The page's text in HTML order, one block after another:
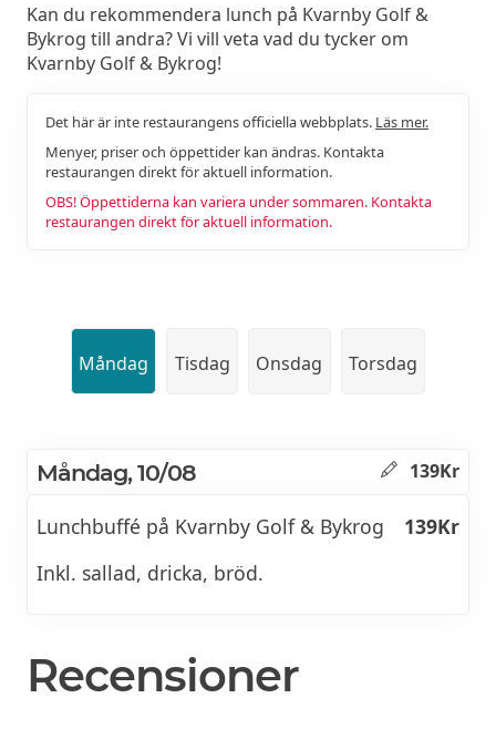
Kan du rekommendera lunch på Kvarnby Golf &
Bykrog till andra? Vi vill veta vad du tycker om
Kvarnby Golf & Bykrog!
Det här är inte restaurangens officiella webbplats. Läs mer.
Menyer, priser och öppettider kan ändras. Kontakta
restaurangen direkt för aktuell information.
OBS! Öppettiderna kan variera under sommaren. Kontakta
restaurangen direkt för aktuell information.
Måndag Tisdag Onsdag Torsdag
Måndag, 10/08 139Kr
Lunchbuffé på Kvarnby Golf & Bykrog
139Kr
Inkl. sallad, dricka, bröd.
Recensioner